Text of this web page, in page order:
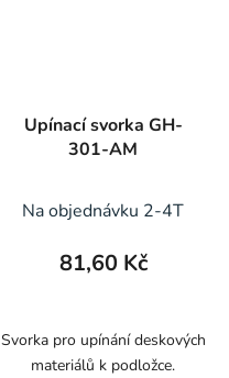
Upínací svorka GH-
301-AM
Na objednávku 2-4T
81,60 Kč
Svorka pro upínání deskových
materiálů k podložce.